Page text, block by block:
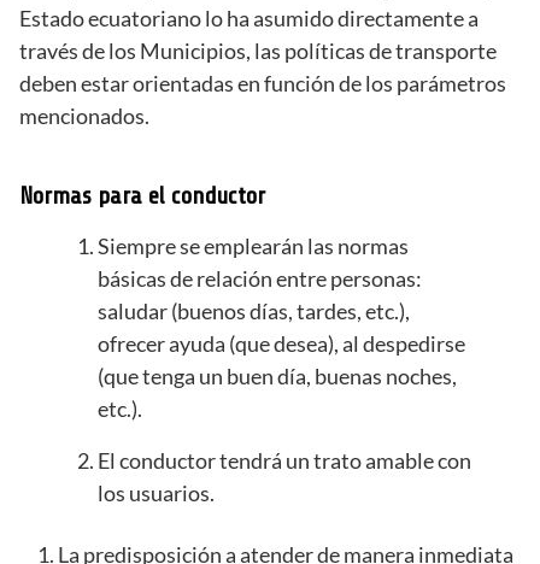
Estado ecuatoriano lo ha asumido directamente a
través de los Municipios, las políticas de transporte
deben estar orientadas en función de los parámetros
mencionados.
Normas para el conductor
Siempre se emplearán las normas
básicas de relación entre personas:
saludar (buenos días, tardes, etc.),
ofrecer ayuda (que desea), al despedirse
(que tenga un buen día, buenas noches,
etc.).
El conductor tendrá un trato amable con
los usuarios.
La predisposición a atender de manera inmediata